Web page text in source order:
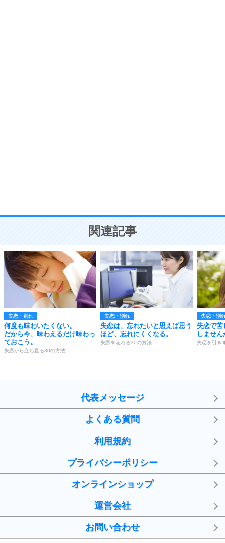
ことが大切。
関連記事
失恋・別れ
何度も味わいたくない。
だから今、味わえるだけ味わっ
ておこう。
失恋から立ち直る30の方法
失恋・別れ
失恋は、忘れたいと思えば思う
ほど、忘れにくくなる。
失恋を忘れる30の方法
失恋・別
失恋で苦
しません
失恋を引き
代表メッセージ
よくある質問
利用規約
プライバシーポリシー
オンラインショップ
運営会社
お問い合わせ